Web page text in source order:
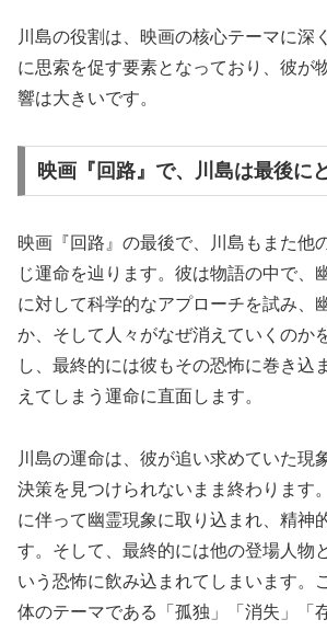
川島の役割は、映画の核心テーマに深
に思索を促す要素となっており、彼が
響は大きいです。
映画『回路』で、川島は最後に
映画『回路』の最後で、川島もまた他
じ運命を辿ります。彼は物語の中で、
に対して科学的なアプローチを試み、
か、そして人々がなぜ消えていくのか
し、最終的には彼もその恐怖に巻き込
えてしまう運命に直面します。
川島の運命は、彼が追い求めていた現
決策を見つけられないまま終わります
に伴って幽霊現象に取り込まれ、精神
す。そして、最終的には他の登場人物
いう恐怖に飲み込まれてしまいます。
体のテーマである「孤独」「消失」「